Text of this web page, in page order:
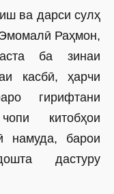
ва дарси сулҳ
Раҳмон,
ба зинаи
касбӣ, ҳарчи
гирифтани
китобҳои
намуда, барои
дастуру